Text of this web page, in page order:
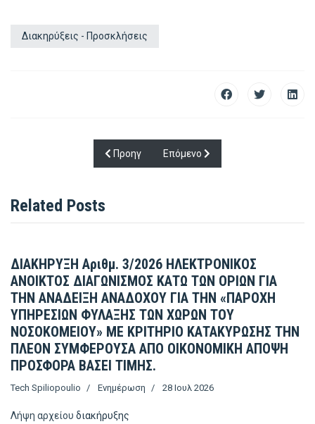
Διακηρύξεις - Προσκλήσεις
Προηγούμενο άρθρο: ΔΙΑΚΗΡΥΞΗ ΑΡΙΘ. 2/
Προηγ Επόμενο άρθρο: ΔΙΑΚΗΡΥΞΗ
Επόμενο
Related Posts
ΔΙΑΚΗΡΥΞΗ Αριθμ. 3/2026 ΗΛΕΚΤΡΟΝΙΚΟΣ
ΑΝΟΙΚΤΟΣ ΔΙΑΓΩΝΙΣΜΟΣ ΚΑΤΩ ΤΩΝ ΟΡΙΩΝ ΓΙΑ
ΤΗΝ ΑΝΑΔΕΙΞΗ ΑΝΑΔΟΧΟΥ ΓΙΑ ΤΗΝ «ΠΑΡΟΧΗ
ΥΠΗΡΕΣΙΩΝ ΦΥΛΑΞΗΣ ΤΩΝ ΧΩΡΩΝ ΤΟΥ
ΝΟΣΟΚΟΜΕΙΟΥ» ΜΕ ΚΡΙΤΗΡΙΟ ΚΑΤΑΚΥΡΩΣΗΣ ΤΗΝ
ΠΛΕΟΝ ΣΥΜΦΕΡΟΥΣΑ ΑΠΟ ΟΙΚΟΝΟΜΙΚΗ ΑΠΟΨΗ
ΠΡΟΣΦΟΡΑ ΒΑΣΕΙ ΤΙΜΗΣ.
Tech Spiliopoulio Ενημέρωση 28 Ιουλ 2026
Λήψη αρχείου διακήρυξης